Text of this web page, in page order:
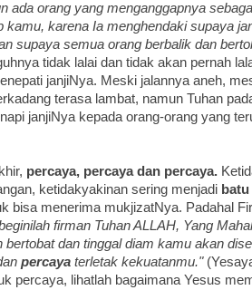
ada orang yang menganggapnya
kamu, karena Ia menghendaki supaya
supaya semua orang berbalik dan
tidak lalai dan tidak akan pernah
janjiNya. Meski jalannya aneh,
terasa lambat, namun Tuhan
janjiNya kepada orang-orang yang
percaya, percaya dan percaya.
ketidakyakinan sering menjadi
bisa menerima mukjizatNya. Padahal
firman Tuhan ALLAH, Yang
bertobat dan tinggal diam kamu akan
percaya terletak kekuatanmu."
percaya, lihatlah bagaimana Yesus